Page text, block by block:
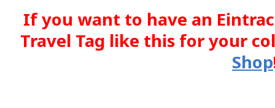
If you want to have an
Travel Tag like this for your
Shop